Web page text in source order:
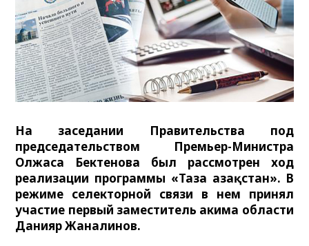
На заседании Правительства под
председательством Премьер-Министра
Олжаса Бектенова был рассмотрен ход
реализации программы «Таза Қазақстан». В
режиме селекторной связи в нем принял
участие первый заместитель акима области
Данияр Жаналинов.